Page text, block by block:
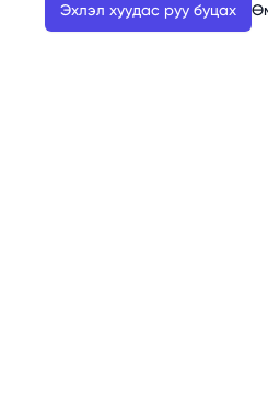
Эхлэл хуудас руу буцах